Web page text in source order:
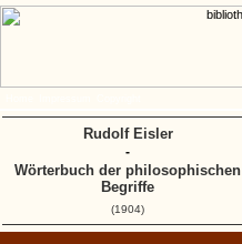
Rudolf Eisler
-
Wörterbuch der philosophischen
Begriffe
(1904)